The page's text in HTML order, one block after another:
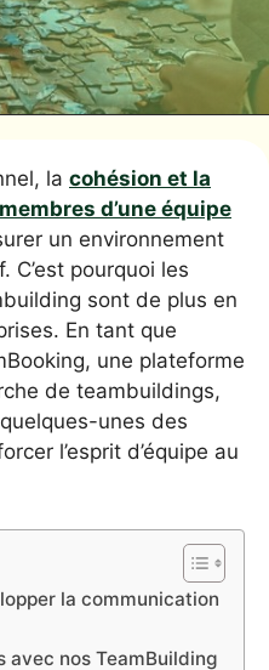
la cohésion et la
d’une équipe
un environnement
C’est pourquoi les
sont de plus en
En tant que
une plateforme
de teambuildings,
unes des
l’esprit d’équipe au
la communication
avec nos TeamBuilding